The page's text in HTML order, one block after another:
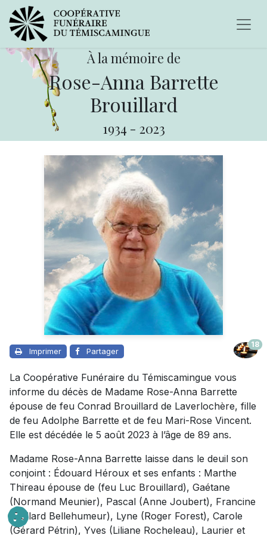
À la mémoire de
Rose-Anna Barrette
Brouillard
1934 - 2023
Imprimer Partager
18
La Coopérative Funéraire du Témiscamingue vous
informe du décès de Madame Rose-Anna Barrette
épouse de feu Conrad Brouillard de Laverlochère, fille
de feu Adolphe Barrette et de feu Mari-Rose Vincent.
Elle est décédée le 5 août 2023 à l’âge de 89 ans.
Madame Rose-Anna Barrette laisse dans le deuil son
conjoint : Édouard Héroux et ses enfants : Marthe
Thireau épouse de (feu Luc Brouillard), Gaétane
(Normand Meunier), Pascal (Anne Joubert), Francine
(Dollard Bellehumeur), Lyne (Roger Forest), Carole
(Gérard Pétrin), Yves (Liliane Rocheleau), Laurier et